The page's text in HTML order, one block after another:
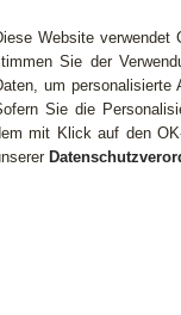
ich mit einem Steinbock
sagt „lassen, dann ist
mein Wunsch nach
ich mit einem Steinbock um?
Website verwendet
Sie der
um personalisierte
Sie die
mit Klick auf den